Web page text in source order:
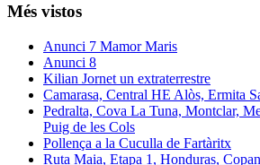
Més vistos
Anunci 7 Mamor Maris
Anunci 8
Kilian Jornet un extraterrestre
Camarasa, Central HE Alòs, Ermita
Pedralta, Cova La Tuna, Montclar,
Puig de les Cols
Pollença a la Cuculla de Fartàritx
Ruta Maia, Etapa 1, Honduras, Copan